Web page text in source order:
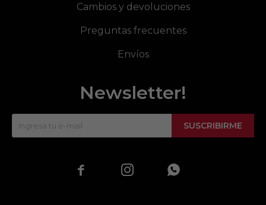
Cambios y devoluciones
Preguntas frecuentes
Envíos
Newsletter!
SUSCRIBIRME
  